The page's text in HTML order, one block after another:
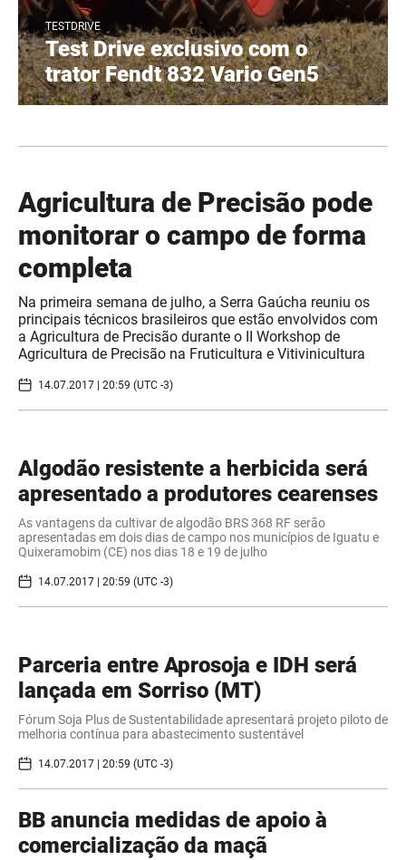
TESTDRIVE
Test Drive exclusivo com o
trator Fendt 832 Vario Gen5
Agricultura de Precisão pode
monitorar o campo de forma
completa
Na primeira semana de julho, a Serra Gaúcha reuniu os
principais técnicos brasileiros que estão envolvidos com
a Agricultura de Precisão durante o II Workshop de
Agricultura de Precisão na Fruticultura e Vitivinicultura
14.07.2017 | 20:59 (UTC -3)
Algodão resistente a herbicida será
apresentado a produtores cearenses
As vantagens da cultivar de algodão BRS 368 RF serão
apresentadas em dois dias de campo nos municípios de Iguatu e
Quixeramobim (CE) nos dias 18 e 19 de julho
14.07.2017 | 20:59 (UTC -3)
Parceria entre Aprosoja e IDH será
lançada em Sorriso (MT)
Fórum Soja Plus de Sustentabilidade apresentará projeto piloto de
melhoria contínua para abastecimento sustentável
14.07.2017 | 20:59 (UTC -3)
​BB anuncia medidas de apoio à
comercialização da maçã